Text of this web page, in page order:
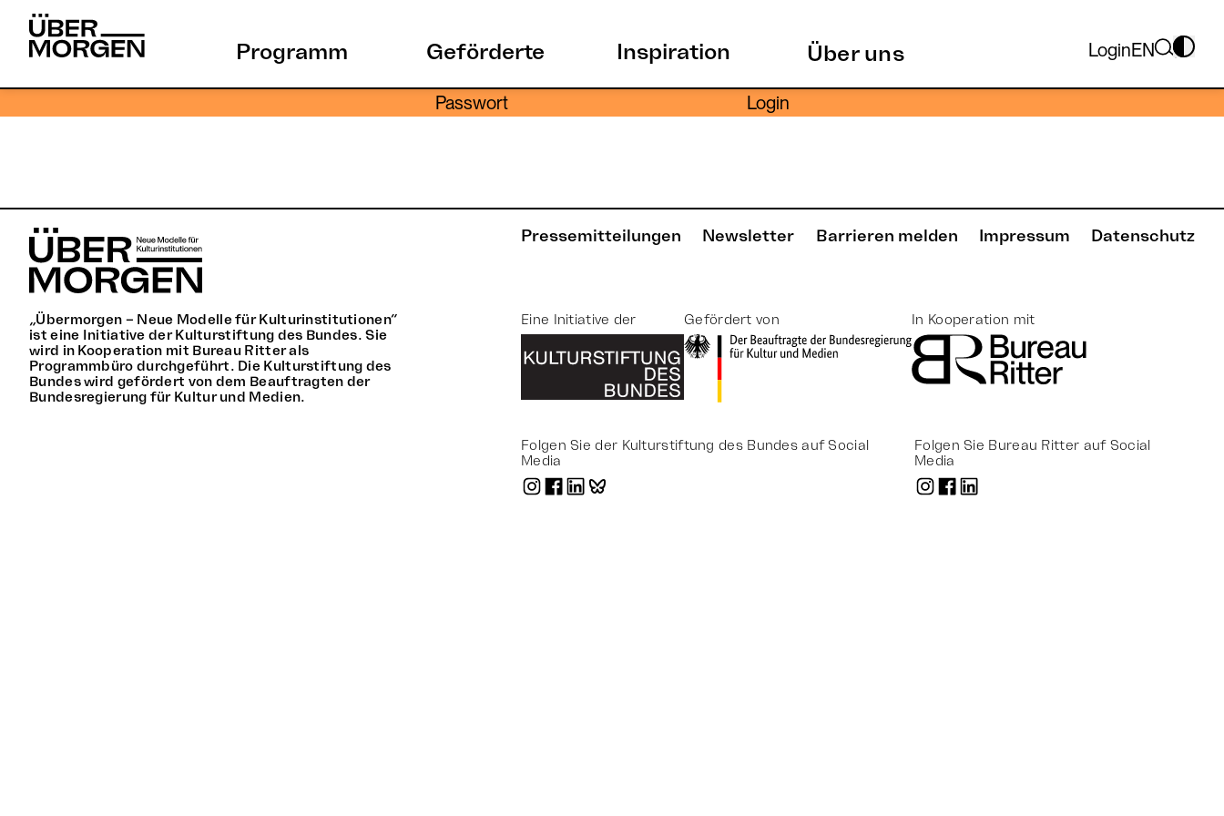
Skip
Programm Geförderte Inspiration Über uns LoginEN
Dieser Inhalt ist passwortgeschützt. Um ihn anschauen zu können, bitte das Passwort eingeben:
Passwort
Pressemitteilungen Newsletter Barrieren melden Impressum Datenschutz
„Übermorgen – Neue Modelle für Kulturinstitutionen“
ist eine Initiative der Kulturstiftung des Bundes. Sie
wird in Kooperation mit Bureau Ritter als
Programmbüro durchgeführt. Die Kulturstiftung des
Bundes wird gefördert von dem Beauftragten der
Bundesregierung für Kultur und Medien.
Eine Initiative der Gefördert von In Kooperation mit
Folgen Sie Bureau Ritter auf Social
Media
Folgen Sie der Kulturstiftung des Bundes auf Social
Media